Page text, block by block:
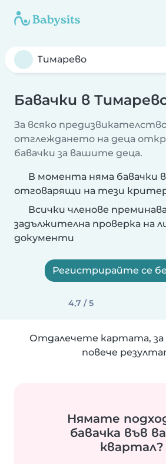
Бавачки в
За всяко
отглеждането на деца
бавачки за вашите деца.
В момента няма бавачки
отговарящи на тези
Всички членове
задължителна проверка на
документи
Регистрирайте се
4,7 / 5
Отдалечете картата,
повече
Нямате
бавачка във
квартал?